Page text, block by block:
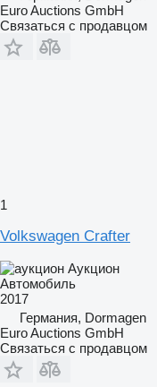
Euro Auctions GmbH
Связаться с продавцом
1
Volkswagen Crafter
Аукцион
Автомобиль
2017
Германия, Dormagen
Euro Auctions GmbH
Связаться с продавцом